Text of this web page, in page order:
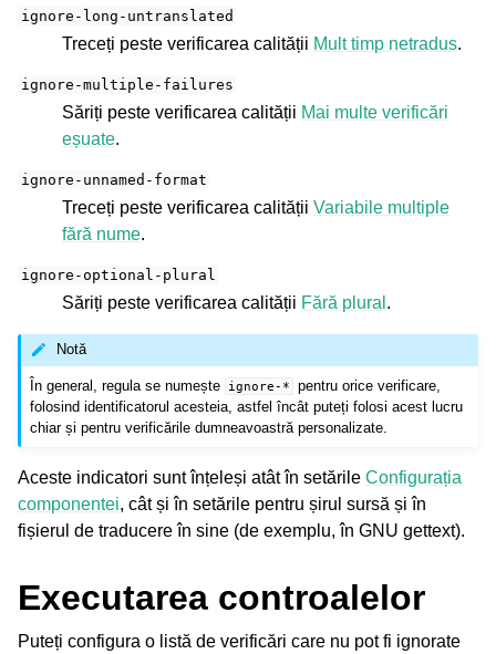
ignore-long-untranslated
Treceți peste verificarea calității Mult timp netradus.
ignore-multiple-failures
Săriți peste verificarea calității Mai multe verificări
eșuate.
ignore-unnamed-format
Treceți peste verificarea calității Variabile multiple
fără nume.
ignore-optional-plural
Săriți peste verificarea calității Fără plural .
Notă
În general, regula se numește ignore-*
pentru orice verificare,
folosind identificatorul acesteia, astfel încât puteți folosi acest lucru
chiar și pentru verificările dumneavoastră personalizate.
Aceste indicatori sunt înțeleși atât în setările Configurația
componentei, cât și în setările pentru șirul sursă și în
fișierul de traducere în sine (de exemplu, în GNU gettext).
Executarea controalelor
Puteți configura o listă de verificări care nu pot fi ignorate